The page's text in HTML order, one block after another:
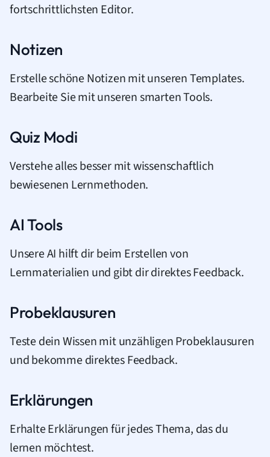
fortschrittlichsten Editor.
Notizen
Erstelle schöne Notizen mit unseren Templates.
Bearbeite Sie mit unseren smarten Tools.
Quiz Modi
Verstehe alles besser mit wissenschaftlich
bewiesenen Lernmethoden.
AI Tools
Unsere AI hilft dir beim Erstellen von
Lernmaterialien und gibt dir direktes Feedback.
Probeklausuren
Teste dein Wissen mit unzähligen Probeklausuren
und bekomme direktes Feedback.
Erklärungen
Erhalte Erklärungen für jedes Thema, das du
lernen möchtest.